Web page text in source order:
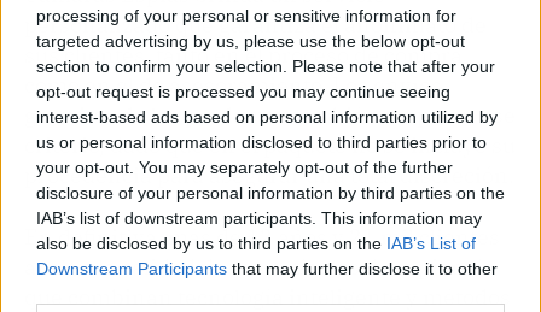
processing of your personal or sensitive information for
targeted advertising by us, please use the below opt-out
section to confirm your selection. Please note that after your
opt-out request is processed you may continue seeing
interest-based ads based on personal information utilized by
us or personal information disclosed to third parties prior to
your opt-out. You may separately opt-out of the further
disclosure of your personal information by third parties on the
IAB’s list of downstream participants. This information may
also be disclosed by us to third parties on the IAB’s List of
Downstream Participants that may further disclose it to other
personalizado que garantiza el anonimato de
sus clientes, tanto en el proceso de compra
como en el de asesoramiento. Los envíos
gratuitos de los productos también respetan ese
criterio, dado que en el paquete no se incluye su
procedencia para asegurar una total discreción.
En definitiva, más de 12 años y 21 mil clientes
avalan la calidad de sus artículos de espionaje
que combinan tecnología inteligente y métodos